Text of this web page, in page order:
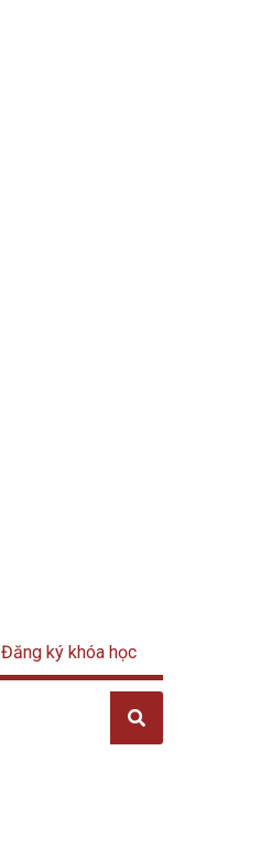
Đăng ký khóa học